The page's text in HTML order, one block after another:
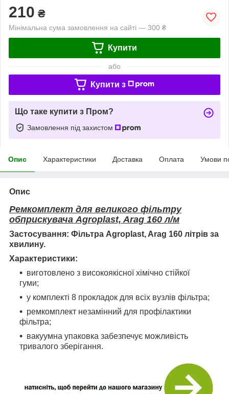
210 ₴
Мінімальна сума замовлення на сайті — 300 ₴
Купити
або
Купити з
Що таке купити з Пром?
Замовлення під захистом
Опис Характеристики Доставка Оплата Умови
Опис
Ремкомплект для великого фільтру
обприскувача Agroplast, Arag 160 л/м
Застосування: Фільтра Agroplast, Arag 160 літрів за
хвилину.
Характеристики:
виготовлено з високоякісної хімічно стійкої
гуми;
у комплекті 8 прокладок для всіх вузлів фільтра;
ремкомплект незамінний для профілактики
фільтра;
вакуумна упаковка забезпечує можливість
тривалого зберігання.